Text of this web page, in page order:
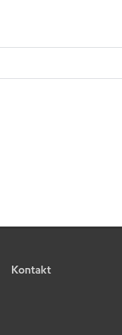
Kontakt